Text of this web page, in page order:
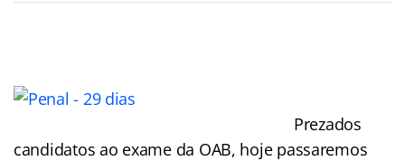
Prezados
candidatos ao exame da OAB, hoje passaremos